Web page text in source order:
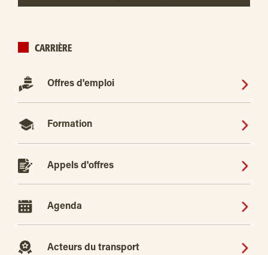
CARRIÈRE
Offres d'emploi
Formation
Appels d'offres
Agenda
Acteurs du transport